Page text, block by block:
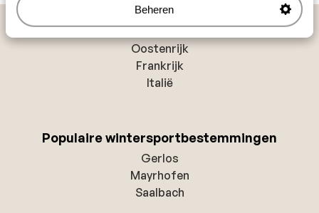
Beheren
Populaire wintersportlanden
Oostenrijk
Frankrijk
Italië
Populaire wintersportbestemmingen
Gerlos
Mayrhofen
Saalbach